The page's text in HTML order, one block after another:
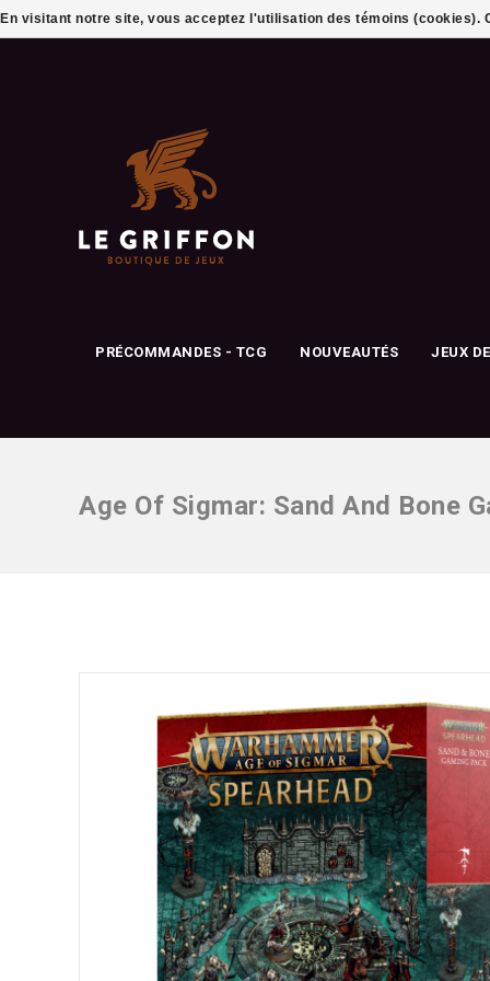
PRÉCOMMANDES - TCG NOUVEAUTÉS JEUX
Age Of Sigmar: Sand And Bone
En visitant notre site, vous acceptez l'utilisation des témoins